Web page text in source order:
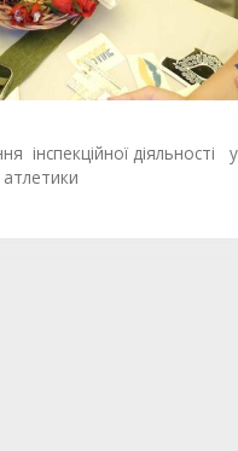
інспекційної діяльності